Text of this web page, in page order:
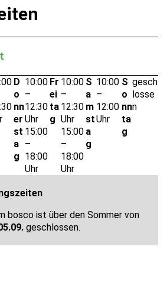
D
o
nn
er
st
a
g
10:00
–
12:30
Uhr
15:00
–
18:00
Uhr
Fr
ei
ta
g
10:00
–
12:30
Uhr
15:00
–
18:00
Uhr
S
a
m
st
a
g
10:00
–
12:00
Uhr
S
o
nn
ta
g
gesch
losse
n
bosco ist über den Sommer von
geschlossen.